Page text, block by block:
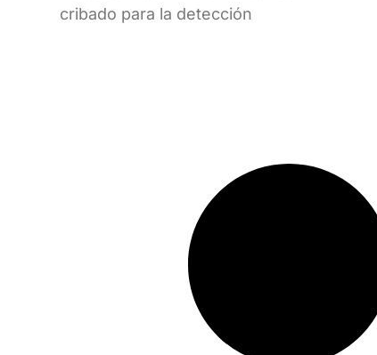
cribado para la detección